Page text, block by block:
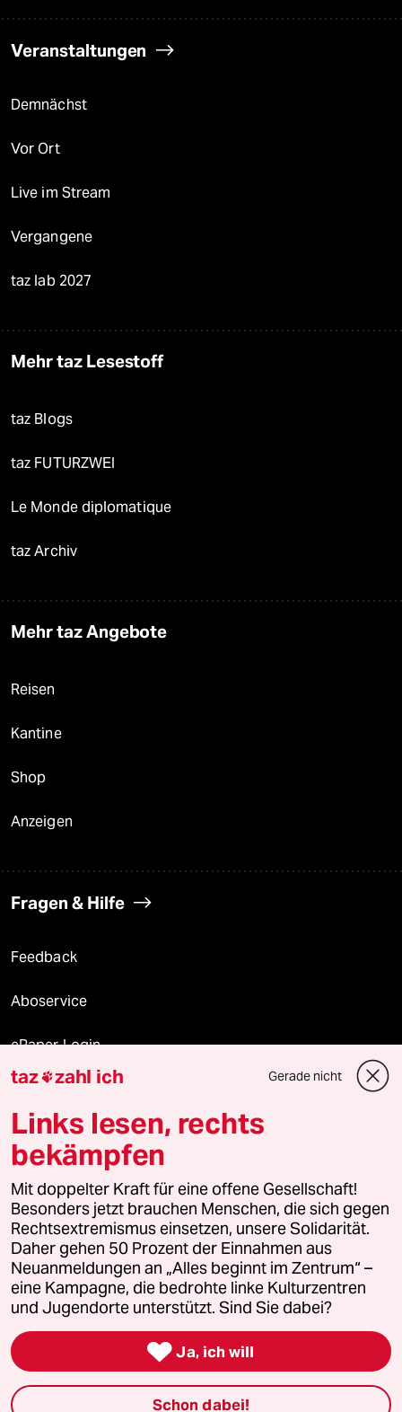
Veranstaltungen
Demnächst
Vor Ort
Live im Stream
Vergangene
taz lab 2027
Mehr taz Lesestoff
taz Blogs
taz FUTURZWEI
Le Monde diplomatique
taz Archiv
Mehr taz Angebote
Reisen
Kantine
Shop
Anzeigen
Fragen & Hilfe
Feedback
Aboservice
ePaper Login
Downloads für Abonnierende
© 2026 taz Verlags und Vertriebs GmbH
Alle Rechte vorbehalten. Bei rechtlichen Fragen oder für Genehmigungen
wenden Sie sich bitte an
lizenzen@taz.de
Feedback Redaktionsstatut Kommune-Richtlinien
Leitlinie Informant Datenschutz Impressum AGB
Seitenwende Einwilligungen widerrufen (Ads)
taz zahl ich Gerade nicht
Links lesen, rechts
bekämpfen
Mit doppelter Kraft für eine offene Gesellschaft!
Besonders jetzt brauchen Menschen, die sich gegen
Rechtsextremismus einsetzen, unsere Solidarität.
Daher gehen 50 Prozent der Einnahmen aus
Neuanmeldungen an „Alles beginnt im Zentrum“ –
eine Kampagne, die bedrohte linke Kulturzentren
und Jugendorte unterstützt. Sind Sie dabei?
 Ja, ich will
Schon dabei!